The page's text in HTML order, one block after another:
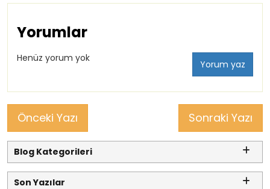
Yorumlar
Henüz yorum yok
Yorum yaz
Önceki Yazı Sonraki Yazı
Blog Kategorileri
Son Yazılar